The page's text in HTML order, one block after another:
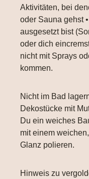
Aktivitäten, bei
oder Sauna gehst
ausgesetzt bist
oder dich
nicht mit Sprays
kommen.
Nicht im Bad
Dekostücke mit
Du ein weiches
mit einem
Glanz polieren.
Hinweis zu